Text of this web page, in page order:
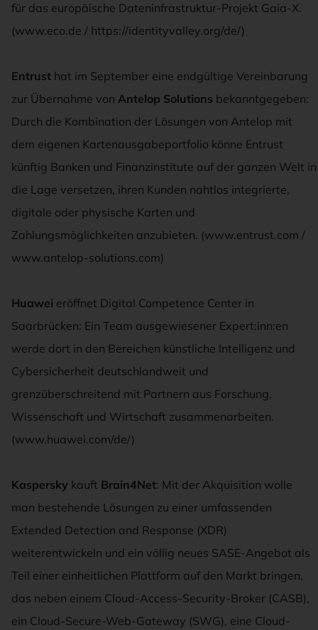
für das europäische Dateninfrastruktur-Projekt Gaia-X.
(www.eco.de / https://identityvalley.org/de/)
Entrust hat im September eine endgültige Vereinbarung
zur Übernahme von Antelop Solutions bekanntgegeben:
Durch die Kombination der Lösungen von Antelop mit
dem eigenen Kartenausgabeportfolio könne Entrust
künftig Banken und Finanzinstitute auf der ganzen Welt in
die Lage versetzen, ihren Kunden nahtlos integrierte,
digitale oder physische Karten und
Zahlungsmöglichkeiten anzubieten. (www.entrust.com /
www.antelop-solutions.com)
Huawei eröffnet Digital Competence Center in
Saarbrücken: Ein Team ausgewiesener Expert:inn:en
werde dort in den Bereichen künstliche Intelligenz und
Cybersicherheit deutschlandweit und
grenzüberschreitend mit Partnern aus Forschung,
Wissenschaft und Wirtschaft zusammenarbeiten.
(www.huawei.com/de/)
Kaspersky kauft Brain4Net: Mit der Akquisition wolle
man bestehende Lösungen zu einer umfassenden
Extended Detection and Response (XDR)
weiterentwickeln und ein völlig neues SASE-Angebot als
Teil einer einheitlichen Plattform auf den Markt bringen,
das neben einem Cloud-Access-Security-Broker (CASB),
ein Cloud-Secure-Web-Gateway (SWG), eine Cloud-